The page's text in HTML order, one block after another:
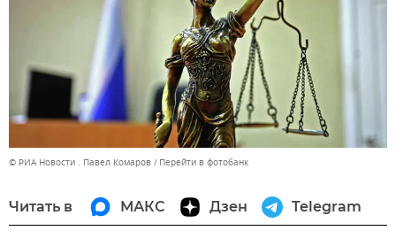
© РИА Новости . Павел Комаров Перейти в фотобанк
Читать в МАКС Дзен Telegram